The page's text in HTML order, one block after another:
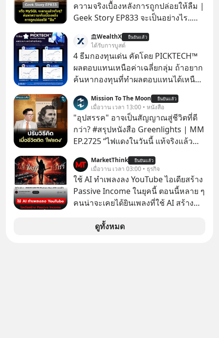
ความจริงเบื้องหลังการถูกปล่อยให้ลืม |
Geek Story EP833 จะเป็นอย่างไร..
กว่าครึ่งโลก ถูกมหาเศรษฐีคู่แข่งทุ่มเงิน
ซื้อกิจการไป? นี่คือเรื่องจริงของ
MySQL ฐานข้อมูลระดับตำนานที่
โปรแกรมเมอร์คนหนึ่งใช้เวลา 27 ปี
ปลุกปั้นและตั้งชื่อตามลูกสาวของตัวเอง
เมื่อรู้ว่าผลงานชิ้นเอกกำลังจะตกไปอยู่
ในมือของอาณาจักรที่จ้องจะทำลายมัน
เขาถึงขั้นต้องเขียนจดหมายเปิดผนึก
ขอร้องคนทั้งอินเทอร์เน็ตให้ช่วยหยุดยั้ง
ดีลนี้! เกิดอะไรขึ้นหลังจากการควบรวม
กิจการครั้งประวัติศาสตร์? ยักษ์ใหญ่
ตั้งใจซื้อไปพัฒนาต่อ หรือแค่ซื้อไป “ฆ่า”
ให้พ้นทางกันแน่? และทำไมจุดจบของ
เรื่องนี้ ถึงเป็นการฆาตกรรมแบบสโลว์
โมชันที่ไม่มีแม้แต่ศพให้เห็น? เลือกฟัง
ติดตาม PodCast ช่อง Geek Forever’s
WealthX ยืนยันแล้ว
ได้รับการบูสต์
4 ธีมกองทุนเด่น คัดโดย PICKTECH™
ผลตอบแทนเหนือค่าเฉลี่ยกลุ่ม ถ้าอยาก
ค้นหากองทุนที่ทำผลตอบแทนได้เหนือ
ค้นหาข้อมูลและวิเคราะห์เองให้เสีย
เวลา แค่ใช้ PICKTECH™ บนแอป
WealthX ช่วยคัดกองทุนเด่นให้ได้
Mission To The Moon ยืนยันแล้ว
เมื่อวาน เวลา 13:00 • หนังสือ
"อุปสรรค" อาจเป็นสัญญาณสู่ชีวิตที่ดี
กว่า? #สรุปหนังสือ Greenlights | MM
EP.2725 “ไฟแดงในวันนี้ แท้จริงแล้ว
เปลี่ยนสี” McConaughey ดาราดาวรุ่ง
ในยุคหนึ่ง เคยปฏิเสธเงินค่าตัวหนังรอม
คอมที่สูงถึง 14.5 ล้านดอลลาร์ (หรือ
ราว 500 ล้านบาท) เพียงเพราะเขาไม่
ตามมาคือ โทรศัพท์ของเขากลายเป็น
ความเงียบสนิทนานถึง 14 เดือนเต็ม แต่
MarketThink ยืนยันแล้ว
เมื่อวาน เวลา 03:00 • ธุรกิจ
ใช้ AI ทำเพลงลง YouTube ไอเดียสร้าง
Passive Income ในยุคนี้ ตอนนี้หลาย ๆ
คนน่าจะเคยได้ยินเพลงที่ใช้ AI สร้าง
รู้ตัวเรา” จากช่องชื่อว่า UNHEARD
ดูทั้งหมด